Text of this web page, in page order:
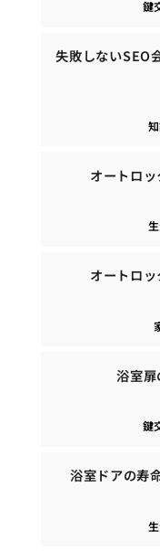
鍵
失敗しないSEO
オートロ
オートロ
浴室
鍵
浴室ドアの寿